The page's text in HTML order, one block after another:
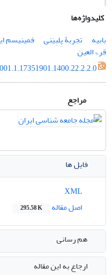
کلیدواژه‌ها
بابیه
تجربۀ پِلبِیَنی فمینیسم
قرۃالعین
مراجع
فایل ها
اصل مقاله
295.58 K
هم رسانی
ارجاع به این مقاله